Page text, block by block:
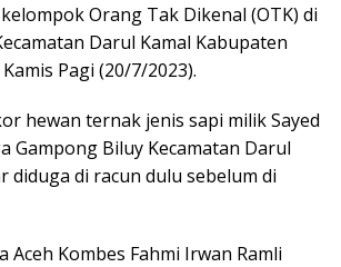
Orang Tak Dikenal (OTK) di
Darul Kamal Kabupaten
Pagi (20/7/2023).
hewan ternak jenis sapi milik Sayed
Gampong Biluy Kecamatan Darul
diduga di racun dulu sebelum di
Aceh Kombes Fahmi Irwan Ramli